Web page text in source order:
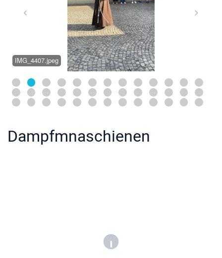
IMG_4407.jpeg
Dampfmnaschienen